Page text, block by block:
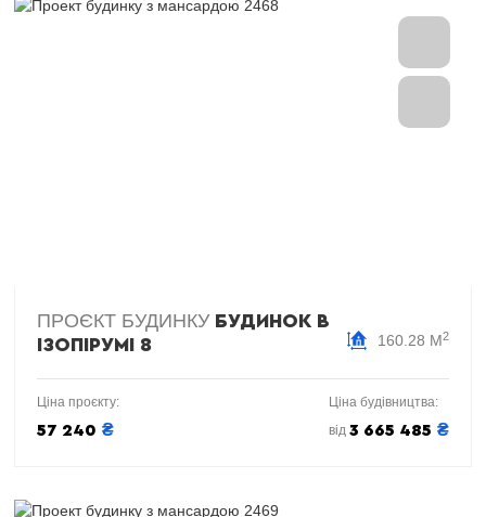
ПРОЄКТ БУДИНКУ БУДИНОК В
ІЗОПІРУМІ 8
160.28 М2
Ціна проєкту:
57 240 ₴
Ціна будівництва:
від 3 665 485 ₴